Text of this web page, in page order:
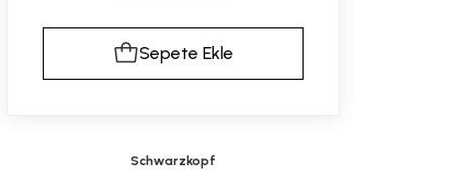
Sepete Ekle
Schwarzkopf